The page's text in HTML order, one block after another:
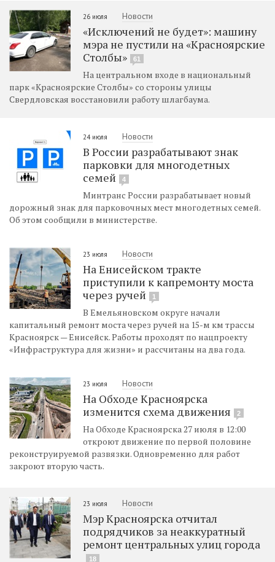
26 июля Новости
«Исключений не будет»: машину
мэра не пустили на «Красноярские
Столбы»
61
На центральном входе в национальный
парк «Красноярские Столбы» со стороны улицы
Свердловская восстановили работу шлагбаума.
24 июля Новости
В России разрабатывают знак
парковки для многодетных
семей
4
Минтранс России разрабатывает новый
дорожный знак для парковочных мест многодетных семей.
Об этом сообщили в министерстве.
23 июля Новости
На Енисейском тракте
приступили к капремонту моста
через ручей
1
В Емельяновском округе начали
капитальный ремонт моста через ручей на 15-м км трассы
Красноярск — Енисейск. Работы проходят по нацпроекту
«Инфраструктура для жизни» и рассчитаны на два года.
23 июля Новости
На Обходе Красноярска
изменится схема движения
2
На Обходе Красноярска 27 июля в 12:00
откроют движение по первой половине
реконструируемой развязки. Одновременно для работ
закроют вторую часть.
23 июля Новости
Мэр Красноярска отчитал
подрядчиков за неаккуратный
ремонт центральных улиц города
18